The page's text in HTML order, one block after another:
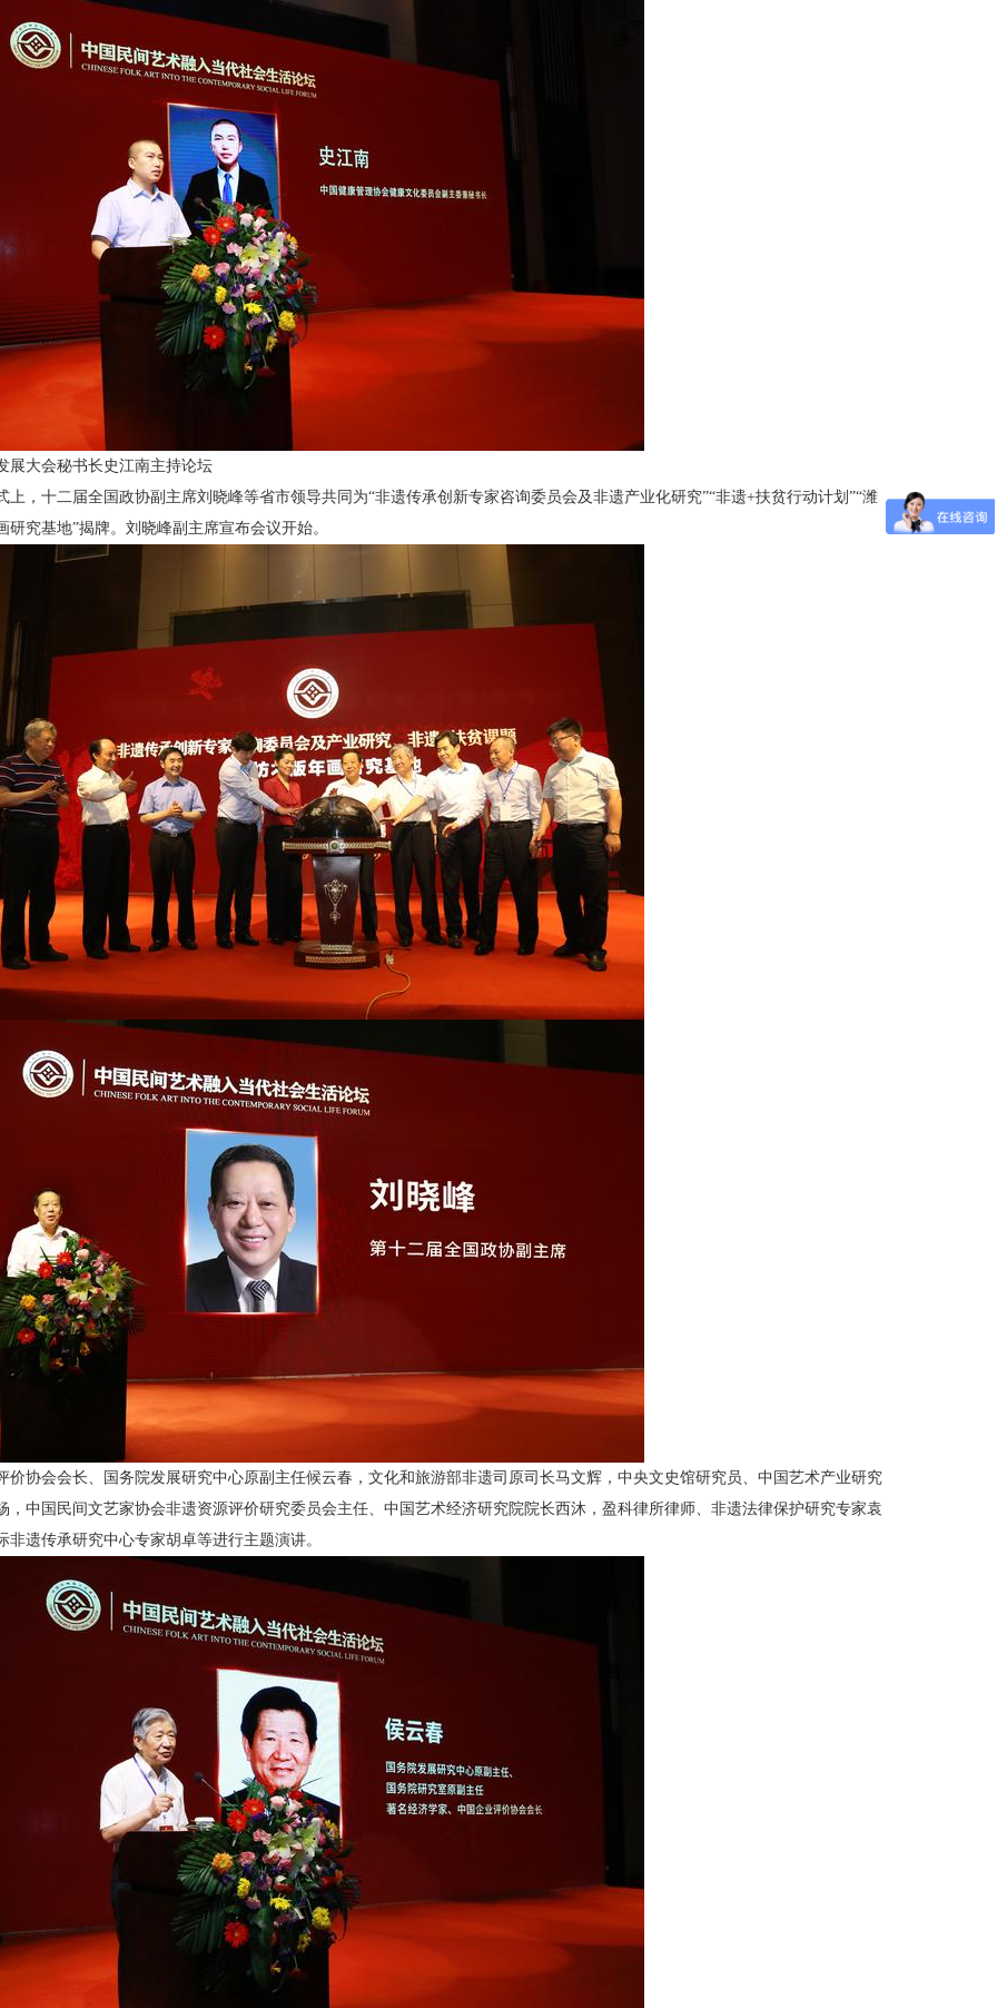
展大会秘书长史江南主持论坛
上，十二届全国政协副主席刘晓峰等省市领导共同为“非遗传承创新专家咨询委员会及非遗产业化研究”“非遗+扶贫行动计划”“潍
研究基地”揭牌。刘晓峰副主席宣布会议开始。
价协会会长、国务院发展研究中心原副主任候云春，文化和旅游部非遗司原司长马文辉，中央文史馆研究员、中国艺术产业研究
，中国民间文艺家协会非遗资源评价研究委员会主任、中国艺术经济研究院院长西沐，盈科律所律师、非遗法律保护研究专家袁
非遗传承研究中心专家胡卓等进行主题演讲。